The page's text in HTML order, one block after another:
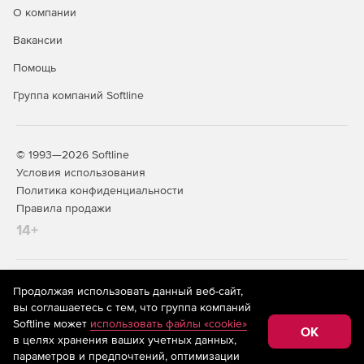
Извещения с подробным отчетом об электронных
определенные временные интервалы.
Формирование отчетов
модулями программы для защиты, сканирования и
обновления. Аналитические отчеты могут быть
неграфическими и графическими
О компании
Вакансии
Помощь
Группа компаний Softline
© 1993—2026 Softline
Условия использования
Политика конфиденциальности
Правила продажи
14+
На информационном ресурсе store.softline.ru применяются
рекомендательные технологии
(информационные технологии
предоставления информации на основе сбора,
систематизации и анализа сведений, относящихся к
предпочтениям пользователей сети «Интернет»,
находящихся на территории Российской Федерации)
Продолжая использовать данный веб-сайт,
вы соглашаетесь с тем, что группа компаний
Softline может использовать файлы «cookie»
в целях хранения ваших учетных данных,
параметров и предпочтений, оптимизации
OK